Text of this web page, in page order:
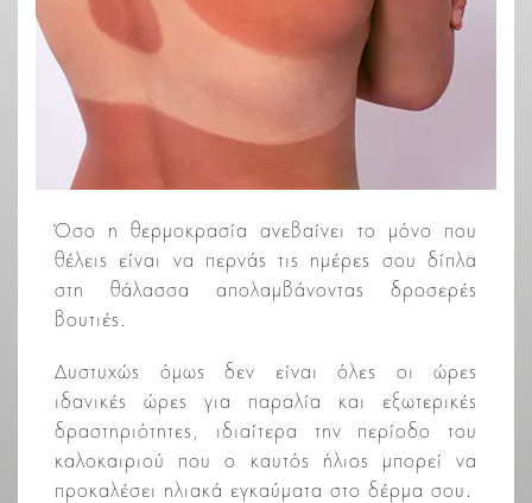
Όσο η θερμοκρασία ανεβαίνει το μόνο που
θέλεις είναι να περνάς τις ημέρες σου δίπλα
στη θάλασσα απολαμβάνοντας δροσερές
βουτιές.
Δυστυχώς όμως δεν είναι όλες οι ώρες
ιδανικές ώρες για παραλία και εξωτερικές
δραστηριότητες, ιδιαίτερα την περίοδο του
καλοκαιριού που ο καυτός ήλιος μπορεί να
προκαλέσει ηλιακά εγκαύματα στο δέρμα σου.